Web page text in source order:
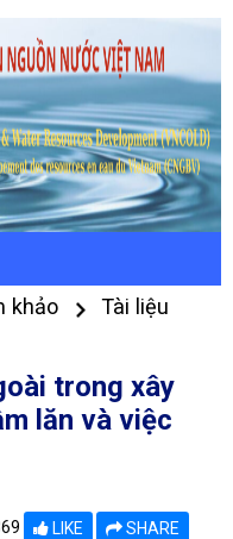
khảo
Tài liệu
trong xây
lăn và việc
LIKE SHARE